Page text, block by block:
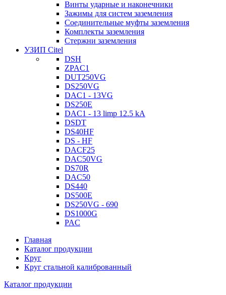
Винты ударные и наконечники
Зажимы для систем заземления
Соединительные муфты заземления
Комплекты заземления
Стержни заземления
УЗИП Citel
DSH
ZPAC1
DUT250VG
DS250VG
DAC1 - 13VG
DS250E
DAC1 - 13 limp 12.5 kA
DSDT
DS40HF
DS - HF
DACF25
DAC50VG
DS70R
DAC50
DS440
DS500E
DS250VG - 690
DS1000G
PAC
Главная
Каталог продукции
Круг
Круг стальной калиброванный
Каталог продукции